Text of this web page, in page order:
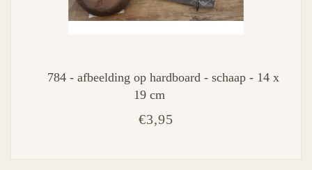
784 - afbeelding op hardboard - schaap - 14 x
19 cm
€3,95